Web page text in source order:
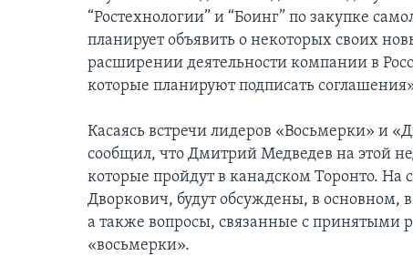
“Ростехнологии” и “Боинг” по закупке
планирует объявить о некоторых своих
расширении деятельности компании в
которые планируют подписать
Касаясь встречи лидеров «Восьмерки» и
сообщил, что Дмитрий Медведев на этой
которые пройдут в канадском Торонто.
Дворкович, будут обсуждены, в основном,
а также вопросы, связанные с принятыми
«восьмерки».